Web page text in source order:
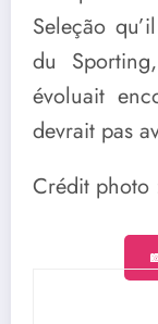
Seleção
du
évoluait
devrait pas
Crédit photo